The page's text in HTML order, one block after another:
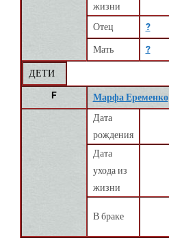
жизни
Отец
?
Мать ?
ДЕТИ
F
Марфа Еременко
Дата
рождения
Дата
ухода из
жизни
В браке